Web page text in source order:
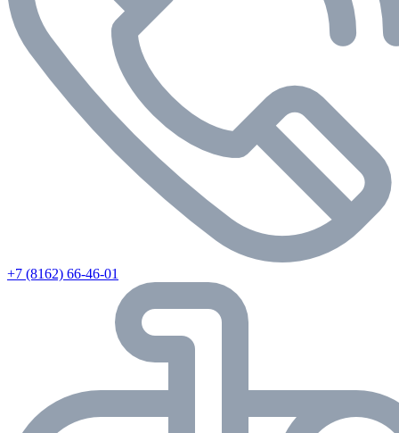
+7 (8162) 66-46-01